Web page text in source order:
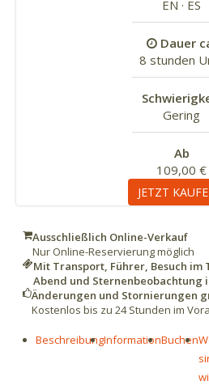
EN · ES
Dauer
8 stunden
Gering
Ab
109,00 €
JETZT
Ausschließlich Online-Verkauf
Nur Online-Reservierung möglich
Mit Transport, Führer, Besuch
Abend und Sternenbeobachtung
Änderungen und Stornierungen
Kostenlos bis zu 24 Stunden im
BeschreibungInformationBuchen